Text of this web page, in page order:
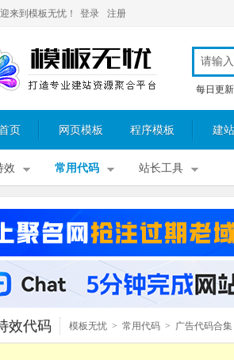
来到模板无忧！ 登录 注册
每日更新
页 网页模板 程序模板 建
效 常用代码 站长工具
效代码 模板无忧 > 常用代码 > 广告代码合集